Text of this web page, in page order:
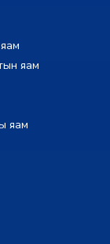
яам
яам